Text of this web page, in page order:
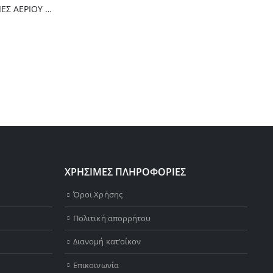
Thermogatz ΕΣΤΙΕΣ ΑΕΡΙΟΥ TGC 2460 GL
ΧΡΗΣΙΜΕΣ ΠΛΗΡΟΦΟΡΙΕΣ
Όροι Χρήσης
Πολιτική απορρήτου
Διανομή κατ’οίκον
Επικοινωνία